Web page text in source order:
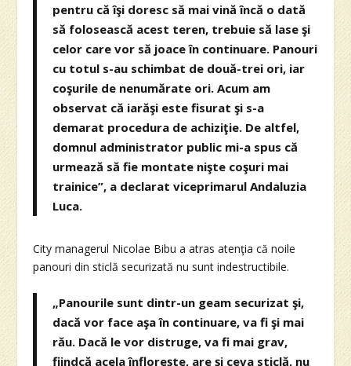
pentru că îşi doresc să mai vină încă o dată
să folosească acest teren, trebuie să lase şi
celor care vor să joace în continuare. Panouri
cu totul s-au schimbat de două-trei ori, iar
coşurile de nenumărate ori. Acum am
observat că iarăşi este fisurat şi s-a
demarat procedura de achiziţie. De altfel,
domnul administrator public mi-a spus că
urmează să fie montate nişte coşuri mai
trainice”, a declarat viceprimarul Andaluzia
Luca.
City managerul Nicolae Bibu a atras atenţia că noile
panouri din sticlă securizată nu sunt indestructibile.
„Panourile sunt dintr-un geam securizat şi,
dacă vor face aşa în continuare, va fi şi mai
rău. Dacă le vor distruge, va fi mai grav,
fiindcă acela înfloreşte, are şi ceva sticlă, nu